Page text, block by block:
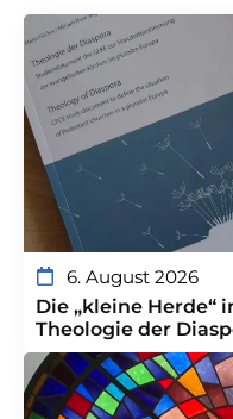
6. August 2026
Die „kleine Herde“
Theologie der